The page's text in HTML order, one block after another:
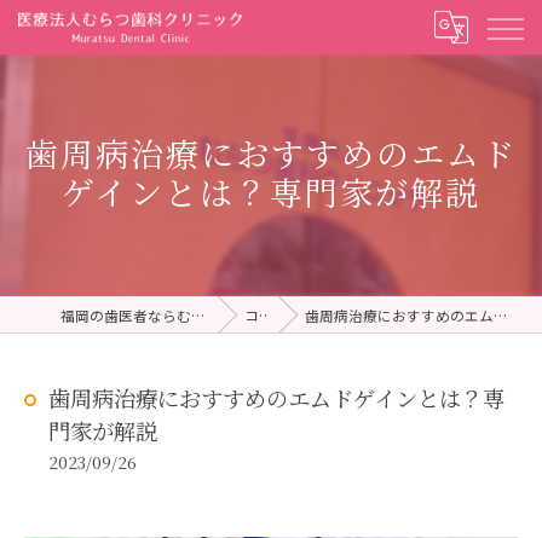
歯周病治療におすすめのエムド
ゲインとは？専門家が解説
福岡の歯医者ならむらつ歯科クリニック コラム 歯周病治療におすすめのエムドゲインとは？専門家が解説
歯周病治療におすすめのエムドゲインとは？専
門家が解説
2023/09/26